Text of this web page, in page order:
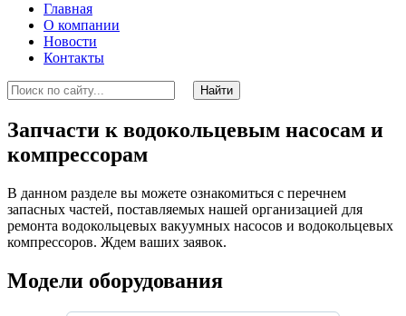
Главная
О компании
Новости
Контакты
Запчасти к водокольцевым насосам и
компрессорам
В данном разделе вы можете ознакомиться с перечнем
запасных частей, поставляемых нашей организацией для
ремонта водокольцевых вакуумных насосов и водокольцевых
компрессоров. Ждем ваших заявок.
Модели оборудования